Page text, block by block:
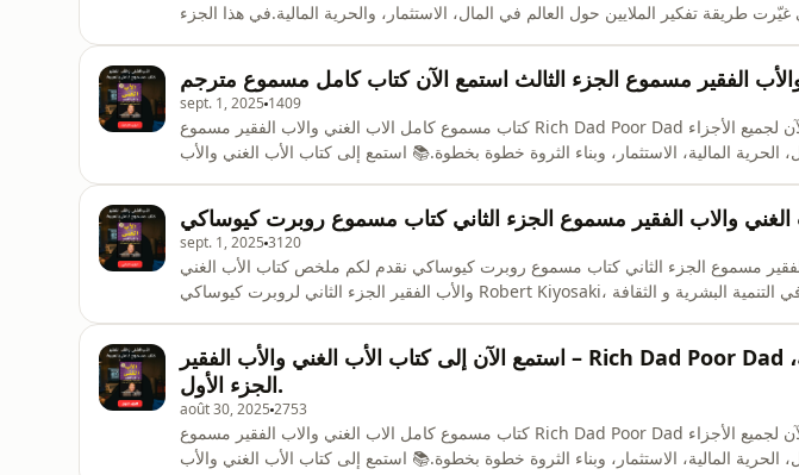
غيّرت طريقة تفكير الملايين حول العالم في المال، الاستثمار، والحرية المالية.في هذا الجزء
الأخطاء الشائعة التي تجعل الكثيرين عالقين في &#34;سباق الفئران&#34;. كما ستتعرف
الفقير مسموع الجزء الثالث استمع الآن كتاب كامل مسموع مترجم
sept. 1, 2025 1409
كتاب مسموع كامل الاب الغني والاب الفقير مسموع Rich Dad Poor Dad مترجم بالعربية | استمع الآن لجميع الأجزاء
الحرية المالية، الاستثمار، وبناء الثروة خطوة بخطوة.📚 استمع إلى كتاب الأب الغني والأب
الغني والاب الفقير مسموع الجزء الثاني كتاب مسموع روبرت كيوساكي
sept. 1, 2025 3120
مسموع الجزء الثاني كتاب مسموع روبرت كيوساكي نقدم لكم ملخص كتاب الأب الغني
والأب الفقير الجزء الثاني لروبرت كيوساكي Robert Kiyosaki، واحد من أهم الكتب في التنمية البشرية و الثقافة
والالتزامات وكيف يبني الأغنياء ثرواتهم بينما يبقى الفقراء والطبقة الوسطى عالقين
استمع الآن إلى كتاب الأب الغني والأب الفقير – Rich Dad Poor Dad مترجم كامل بالعربية،
الجزء الأول.
août 30, 2025 2753
كتاب مسموع كامل الاب الغني والاب الفقير مسموع Rich Dad Poor Dad مترجم بالعربية | استمع الآن لجميع الأجزاء
الحرية المالية، الاستثمار، وبناء الثروة خطوة بخطوة.📚 استمع إلى كتاب الأب الغني والأب